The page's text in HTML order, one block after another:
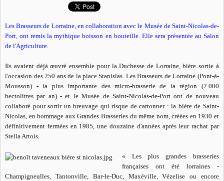
Les Brasseurs de Lorraine, en collaboration avec le Musée de Saint-Nicolas-de-
Port, ont remis la mythique boisson en bouteille. Elle sera présentée au Salon
de l'Agriculture.
Ils avaient déjà œuvré ensemble pour la Duchesse de Lorraine, bière sortie à
l'occasion des 250 ans de la place Stanislas. Les Brasseurs de Lorraine (Pont-à-
Mousson) - la plus importante des micro-brasserie de la région (2.000
hectolitres par an) - et le Musée de Saint-Nicolas-de-Port ont de nouveau
collaboré pour sortir un breuvage qui risque de cartonner : la bière de Saint-
Nicolas, en hommage aux Grandes Brasseries du même nom, créées en 1930 et
définitivement fermées en 1985, une douzaine d'années après leur rachat par
Stella Artois.
« Les plus grandes brasseries
françaises ont été lorraines -
Champigneulles, Tantonville, Bar-le-Duc, Maxéville, Vézelise ou encore